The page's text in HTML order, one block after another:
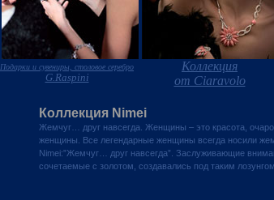
Подарки и сувениры, столовое серебро
G.Raspini
Коллекция
от Ciaravolo
Коллекция Nimei
Жемчуг… друг навсегда. Женщины – это красота,
женщины. Все легендарные женщины всегда носили
Nimei:”Жемчуг… друг навсегда”. Заслуживающие
сочетаемые с золотом, создавались под таким